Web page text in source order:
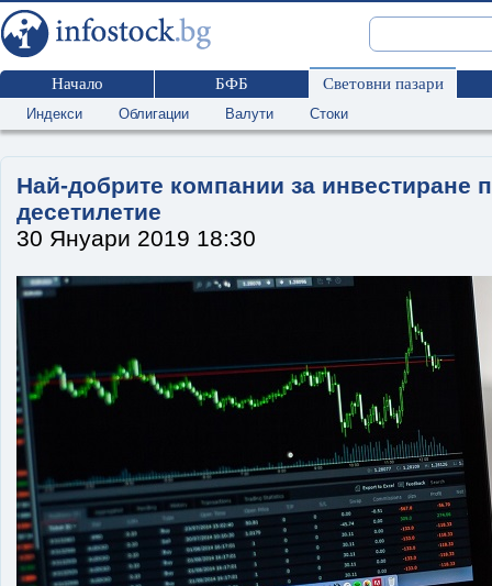
Начало БФБ Световни пазари
Индекси Облигации Валути Стоки
Най-добрите компании за инвестиране
десетилетие
30 Януари 2019 18:30